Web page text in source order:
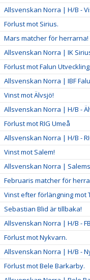
Allsvenskan Norra | H/B -
Förlust mot Sirius.
Mars matcher för herrarna!
Allsvenskan Norra | IK
Förlust mot Falun Utveckling.
Allsvenskan Norra | IBF
Vinst mot Älvsjö!
Allsvenskan Norra | H/B -
Förlust mot RIG Umeå
Allsvenskan Norra | H/B -
Vinst mot Salem!
Allsvenskan Norra | Salems
Februaris matcher för
Vinst efter förlängning mot
Sebastian Blid är tillbaka!
Allsvenskan Norra | H/B -
Förlust mot Nykvarn.
Allsvenskan Norra | H/B -
Förlust mot Bele Barkarby.